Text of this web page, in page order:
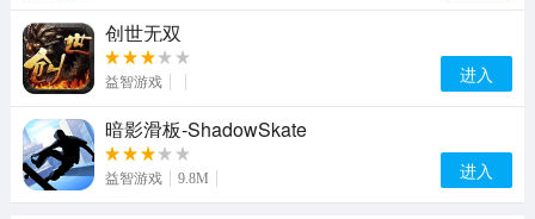
创世无双
益智游戏 进入
暗影滑板-ShadowSkate
益智游戏 9.8M 进入